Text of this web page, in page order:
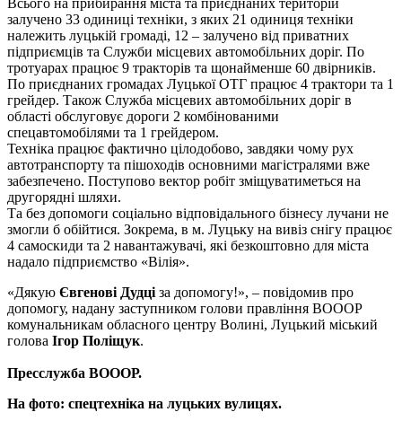
Всього на прибирання міста та приєднаних територій
залучено 33 одиниці техніки, з яких 21 одиниця техніки
належить луцькій громаді, 12 – залучено від приватних
підприємців та Служби місцевих автомобільних доріг. По
тротуарах працює 9 тракторів та щонайменше 60 двірників.
По приєднаних громадах Луцької ОТГ працює 4 трактори та 1
грейдер. Також Служба місцевих автомобільних доріг в
області обслуговує дороги 2 комбінованими
спецавтомобілями та 1 грейдером.
Техніка працює фактично цілодобово, завдяки чому рух
автотранспорту та пішоходів основними магістралями вже
забезпечено. Поступово вектор робіт зміщуватиметься на
другорядні шляхи.
Та без допомоги соціально відповідального бізнесу лучани не
змогли б обійтися. Зокрема, в м. Луцьку на вивіз снігу працює
4 самоскиди та 2 навантажувачі, які безкоштовно для міста
надало підприємство «Вілія».
«Дякую Євгенові Дудці за допомогу!», – повідомив про
допомогу, надану заступником голови правління ВОООР
комунальникам обласного центру Волині, Луцький міський
голова Ігор Поліщук.
Пресслужба ВОООР.
На фото: спецтехніка на луцьких вулицях.